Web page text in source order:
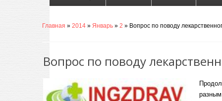
Главная » 2014 » Январь » 2 » Вопрос по поводу
Вопрос по поводу